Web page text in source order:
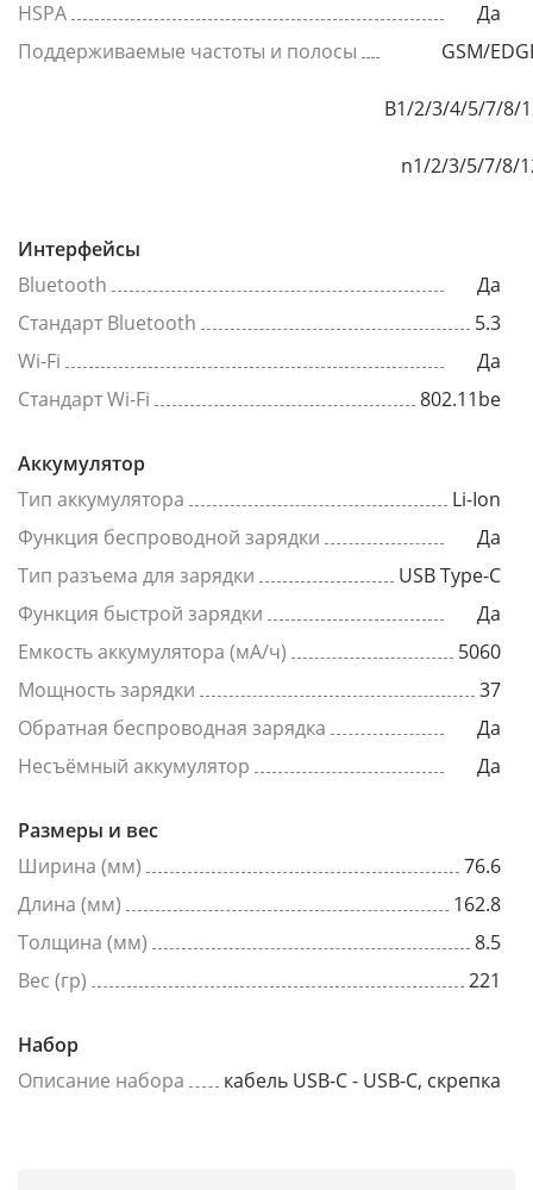
HSPA
Да
Поддерживаемые частоты и полосы
GSM/
B1/2/3/4/5/7/8/
n1/2/3/5/7/8/
Интерфейсы
Bluetooth
Да
Стандарт Bluetooth
5.3
Wi-Fi
Да
Стандарт Wi-Fi
802.11be
Аккумулятор
Тип аккумулятора
Li-Ion
Функция беспроводной зарядки
Да
Тип разъема для зарядки
USB Type-C
Функция быстрой зарядки
Да
Емкость аккумулятора (мА/ч)
5060
Мощность зарядки
37
Обратная беспроводная зарядка
Да
Несъёмный аккумулятор
Да
Размеры и вес
Ширина (мм)
76.6
Длина (мм)
162.8
Толщина (мм)
8.5
Вес (гр)
221
Набор
Описание набора
кабель USB-C - USB-C, скрепка